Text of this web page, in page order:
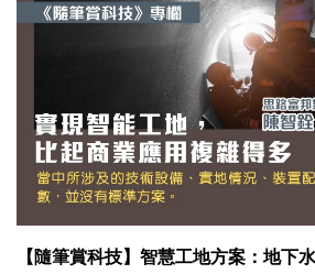
【隨筆賞科技】智慧工地方案：地下